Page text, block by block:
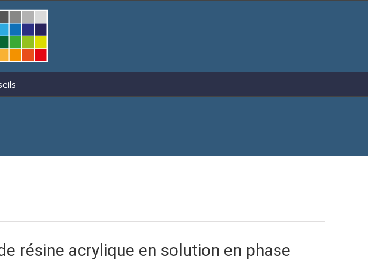
résine acrylique en solution en phase